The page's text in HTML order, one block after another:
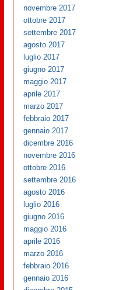
novembre 2017
ottobre 2017
settembre 2017
agosto 2017
luglio 2017
giugno 2017
maggio 2017
aprile 2017
marzo 2017
febbraio 2017
gennaio 2017
dicembre 2016
novembre 2016
ottobre 2016
settembre 2016
agosto 2016
luglio 2016
giugno 2016
maggio 2016
aprile 2016
marzo 2016
febbraio 2016
gennaio 2016